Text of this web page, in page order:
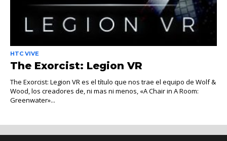
HTC VIVE
The Exorcist: Legion VR
The Exorcist: Legion VR es el título que nos trae el equipo de Wolf &
Wood, los creadores de, ni mas ni menos, «A Chair in A Room:
Greenwater»...